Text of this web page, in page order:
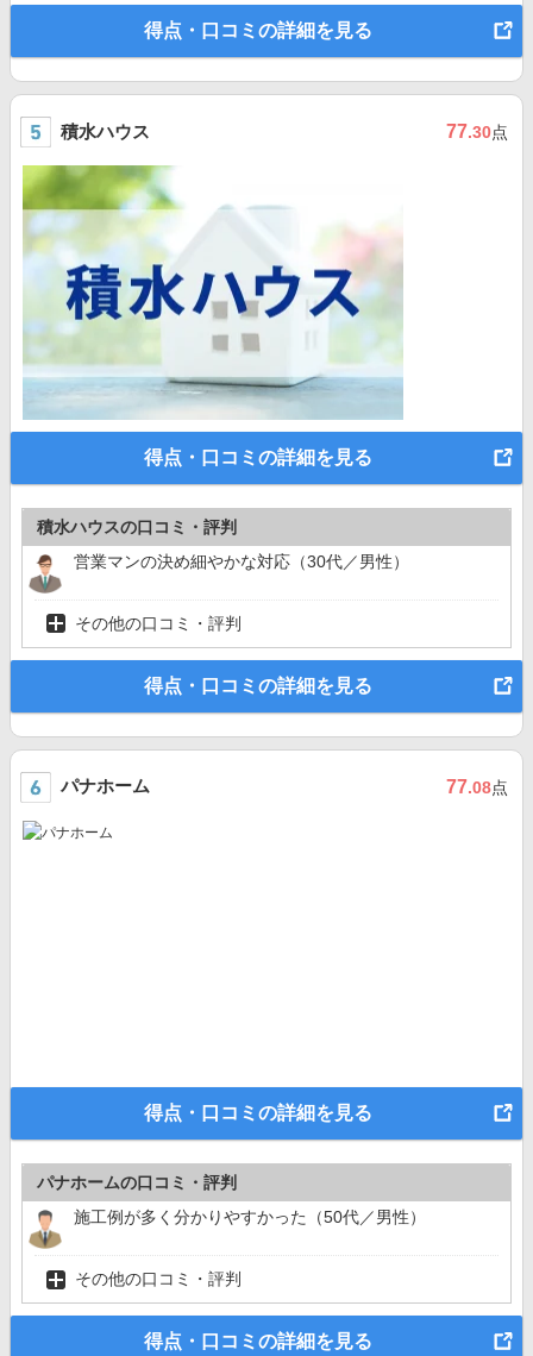
得点・口コミの詳細を見る
積水ハウス 77.30点
得点・口コミの詳細を見る
積水ハウスの口コミ・評判
営業マンの決め細やかな対応（30代／男性）
その他の口コミ・評判
得点・口コミの詳細を見る
パナホーム 77.08点
得点・口コミの詳細を見る
パナホームの口コミ・評判
施工例が多く分かりやすかった（50代／男性）
その他の口コミ・評判
得点・口コミの詳細を見る